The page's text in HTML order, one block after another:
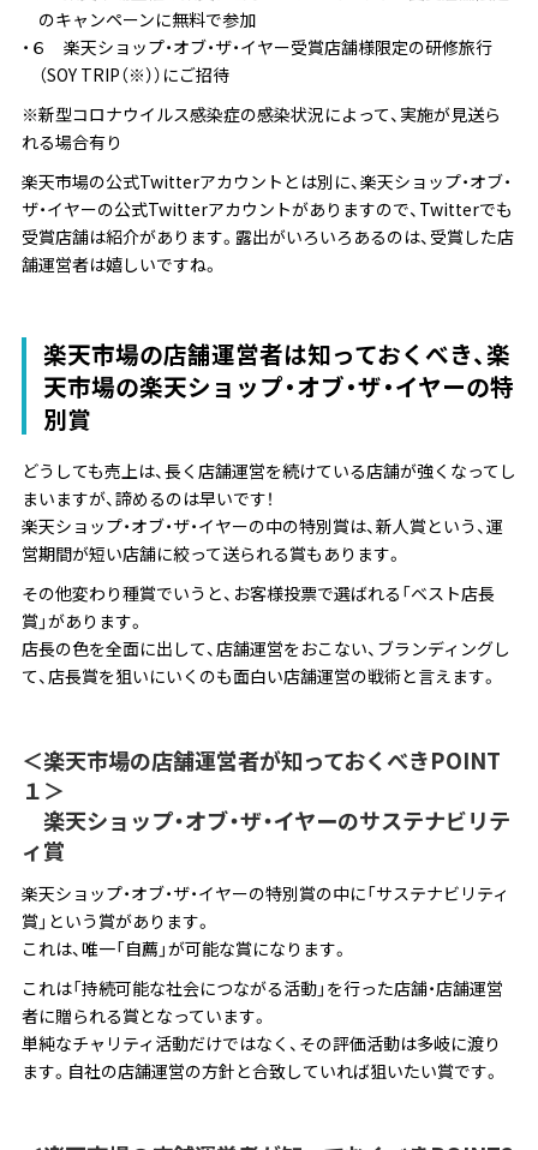
のキャンペーンに無料で参加
６ 楽天ショップ・オブ・ザ・イヤー受賞店舗様限定の研修旅行
（SOY TRIP（※））にご招待
※新型コロナウイルス感染症の感染状況によって、実施が見送ら
れる場合有り
楽天市場の公式Twitterアカウントとは別に、楽天ショップ・オブ・
ザ・イヤーの公式Twitterアカウントがありますので、Twitterでも
受賞店舗は紹介があります。露出がいろいろあるのは、受賞した店
舗運営者は嬉しいですね。
楽天市場の店舗運営者は知っておくべき、楽
天市場の楽天ショップ・オブ・ザ・イヤーの特
別賞
どうしても売上は、長く店舗運営を続けている店舗が強くなってし
まいますが、諦めるのは早いです！
楽天ショップ・オブ・ザ・イヤーの中の特別賞は、新人賞という、運
営期間が短い店舗に絞って送られる賞もあります。
その他変わり種賞でいうと、お客様投票で選ばれる「ベスト店長
賞」があります。
店長の色を全面に出して、店舗運営をおこない、ブランディングし
て、店長賞を狙いにいくのも面白い店舗運営の戦術と言えます。
＜楽天市場の店舗運営者が知っておくべきPOINT
１＞
楽天ショップ・オブ・ザ・イヤーのサステナビリテ
ィ賞
楽天ショップ・オブ・ザ・イヤーの特別賞の中に「サステナビリティ
賞」という賞があります。
これは、唯一「自薦」が可能な賞になります。
これは「持続可能な社会につながる活動」を行った店舗・店舗運営
者に贈られる賞となっています。
単純なチャリティ活動だけではなく、その評価活動は多岐に渡り
ます。自社の店舗運営の方針と合致していれば狙いたい賞です。